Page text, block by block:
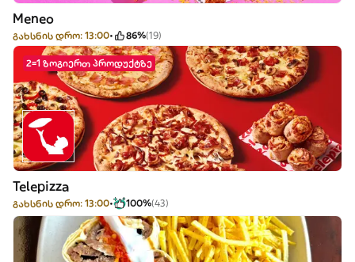
Meneo
გახსნის დრო: 13:00 86%(19)
2=1 ზოგიერთ პროდუქტზე
Telepizza
გახსნის დრო: 13:00 100%(43)